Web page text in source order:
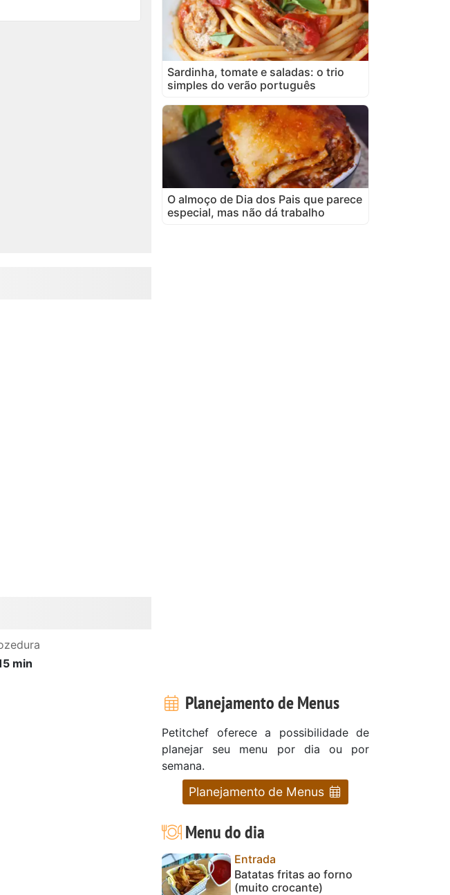
min
Sardinha, tomate e saladas: o trio
simples do verão português
O almoço de Dia dos Pais que parece
especial, mas não dá trabalho
Planejamento de Menus
Petitchef oferece a possibilidade de
planejar seu menu por dia ou por
semana.
Planejamento de Menus
Menu do dia
Entrada
Batatas fritas ao forno
(muito crocante)